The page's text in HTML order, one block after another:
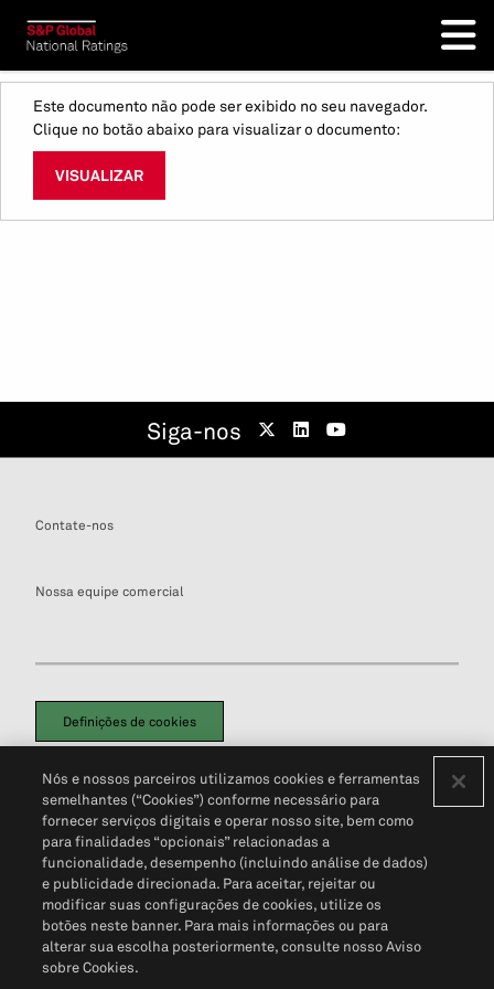
Este documento não pode ser exibido no seu navegador.
Clique no botão abaixo para visualizar o documento:
VISUALIZAR
Siga-nos
Contate-nos
Nossa equipe comercial
Definições de cookies
Política de PrivacidadePortal de privacidade do cliente (em inglês)
Não Venda Minhas Informações Pessoais© 2026 S&P Global
Nós e nossos parceiros utilizamos cookies e ferramentas
semelhantes (“Cookies”) conforme necessário para
fornecer serviços digitais e operar nosso site, bem como
para finalidades “opcionais” relacionadas a
funcionalidade, desempenho (incluindo análise de dados)
e publicidade direcionada. Para aceitar, rejeitar ou
modificar suas configurações de cookies, utilize os
botões neste banner. Para mais informações ou para
alterar sua escolha posteriormente, consulte nosso Aviso
sobre Cookies.